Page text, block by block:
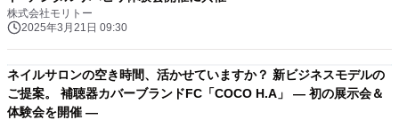
株式会社モリトー
2025年3月21日 09:30
ネイルサロンの空き時間、活かせていますか？ 新ビジネスモデルの
ご提案。 補聴器カバーブランドFC「COCO H.A」 ― 初の展示会＆
体験会を開催 ―